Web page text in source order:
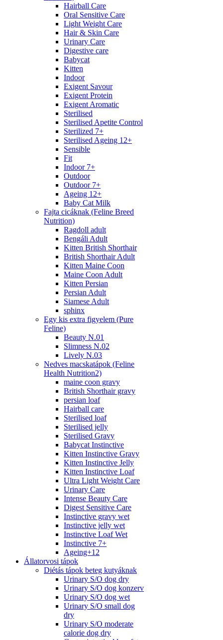
Hairball Care
Oral Sensitive Care
Light Weight Care
Hair & Skin Care
Urinary Care
Digestive care
Babycat
Kitten
Indoor
Exigent Savour
Exigent Protein
Exigent Aromatic
Sterilised
Sterilised Apetite Control
Sterilized 7+
Sterilised Ageing 12+
Sensible
Fit
Indoor 7+
Outdoor
Outdoor 7+
Ageing 12+
Baby Cat Milk
Fajta cicáknak (Feline Breed
Nutrition)
Ragdoll adult
Bengáli Adult
Kitten British Shorthair
British Shorthair Adult
Kitten Maine Coon
Maine Coon Adult
Kitten Persian
Persian Adult
Siamese Adult
sphinx
Egy kis extra figyelem (Pure
Feline)
Beauty N.01
Slimness N.02
Lively N.03
Nedves macskatápok (Feline
Health Nutrition2)
maine coon gravy
British Shorthair gravy
persian loaf
Hairball care
Sterilised loaf
Sterilised jelly
Sterilised Gravy
Babycat Instinctive
Kitten Instinctive Gravy
Kitten Instinctive Jelly
Kitten Instinctive Loaf
Ultra Light Weight Care
Urinary Care
Intense Beauty Care
Digest Sensitive Care
Instinctive gravy wet
Instinctive jelly wet
Instinctive Loaf Wet
Instinctive 7+
Ageing+12
Állatorvosi tápok
Diétás tápok beteg kutyáknak
Urinary S/O dog dry
Urinary S/O dog konzerv
Urinary S/O dog wet
Urinary S/O small dog
dry
Urinary S/O moderate
calorie dog dry